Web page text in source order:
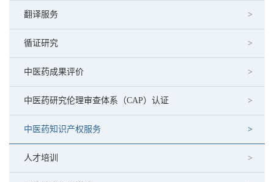
翻译服务
循证研究
中医药成果评价
中医药研究伦理审查体系（CAP）认证
中医药知识产权服务
人才培训